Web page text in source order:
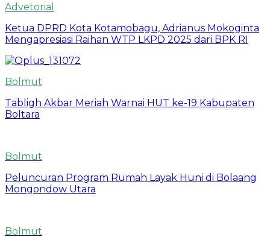
Advetorial
Ketua DPRD Kota Kotamobagu, Adrianus Mokoginta
Mengapresiasi Raihan WTP LKPD 2025 dari BPK RI
Bolmut
Tabligh Akbar Meriah Warnai HUT ke-19 Kabupaten
Boltara
Bolmut
Peluncuran Program Rumah Layak Huni di Bolaang
Mongondow Utara
Bolmut